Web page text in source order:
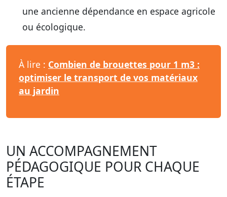
une ancienne dépendance en espace agricole
ou écologique.
À lire : Combien de brouettes pour 1 m3 :
optimiser le transport de vos matériaux
au jardin
UN ACCOMPAGNEMENT
PÉDAGOGIQUE POUR CHAQUE
ÉTAPE